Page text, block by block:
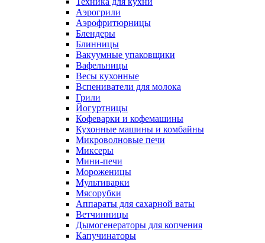
Аэрогрили
Аэрофритюрницы
Блендеры
Блинницы
Вакуумные упаковщики
Вафельницы
Весы кухонные
Вспениватели для молока
Грили
Йогуртницы
Кофеварки и кофемашины
Кухонные машины и комбайны
Микроволновые печи
Миксеры
Мини-печи
Мороженицы
Мультиварки
Мясорубки
Аппараты для сахарной ваты
Ветчинницы
Дымогенераторы для копчения
Капучинаторы